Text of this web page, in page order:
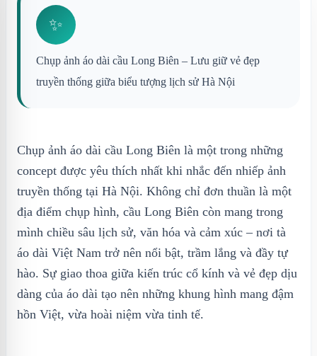
✨
Chụp ảnh áo dài cầu Long Biên – Lưu giữ vẻ đẹp
truyền thống giữa biểu tượng lịch sử Hà Nội
Chụp ảnh áo dài cầu Long Biên là một trong những
concept được yêu thích nhất khi nhắc đến nhiếp ảnh
truyền thống tại Hà Nội. Không chỉ đơn thuần là một
địa điểm chụp hình, cầu Long Biên còn mang trong
mình chiều sâu lịch sử, văn hóa và cảm xúc – nơi tà
áo dài Việt Nam trở nên nổi bật, trầm lắng và đầy tự
hào. Sự giao thoa giữa kiến trúc cổ kính và vẻ đẹp dịu
dàng của áo dài tạo nên những khung hình mang đậm
hồn Việt, vừa hoài niệm vừa tinh tế.